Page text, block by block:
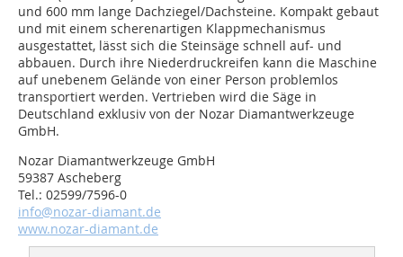
und 600 mm lange Dachziegel/Dachsteine. Kompakt gebaut
und mit einem scherenartigen Klappmechanismus
ausgestattet, lässt sich die Steinsäge schnell auf- und
abbauen. Durch ihre Niederdruckreifen kann die Maschine
auf unebenem Gelände von einer Person problemlos
transportiert werden. Vertrieben wird die Säge in
Deutschland exklusiv von der Nozar Diamantwerkzeuge
GmbH.
Nozar Diamantwerkzeuge GmbH
59387 Ascheberg
Tel.: 02599/7596-0
info@nozar-diamant.de
www.nozar-diamant.de